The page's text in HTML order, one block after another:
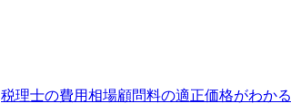
税理士の費用相場顧問料の適正価格がわかる